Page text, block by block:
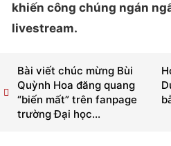
khiến công chúng ngán
livestream.
Bài viết chúc mừng Bùi
Quỳnh Hoa đăng quang
“biến mất” trên fanpage
trường Đại học...